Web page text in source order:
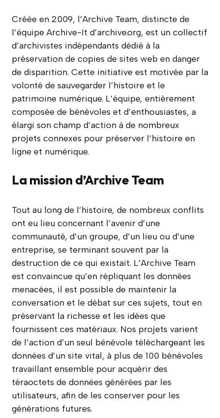
Créée en 2009, l’Archive Team, distincte de
l’équipe Archive-It d’archive.org, est un collectif
d’archivistes indépendants dédié à la
préservation de copies de sites web en danger
de disparition. Cette initiative est motivée par la
volonté de sauvegarder l’histoire et le
patrimoine numérique. L’équipe, entièrement
composée de bénévoles et d’enthousiastes, a
élargi son champ d’action à de nombreux
projets connexes pour préserver l’histoire en
ligne et numérique.
La mission d’Archive Team
Tout au long de l’histoire, de nombreux conflits
ont eu lieu concernant l’avenir d’une
communauté, d’un groupe, d’un lieu ou d’une
entreprise, se terminant souvent par la
destruction de ce qui existait. L’Archive Team
est convaincue qu’en répliquant les données
menacées, il est possible de maintenir la
conversation et le débat sur ces sujets, tout en
préservant la richesse et les idées que
fournissent ces matériaux. Nos projets varient
de l’action d’un seul bénévole téléchargeant les
données d’un site vital, à plus de 100 bénévoles
travaillant ensemble pour acquérir des
téraoctets de données générées par les
utilisateurs, afin de les conserver pour les
générations futures.